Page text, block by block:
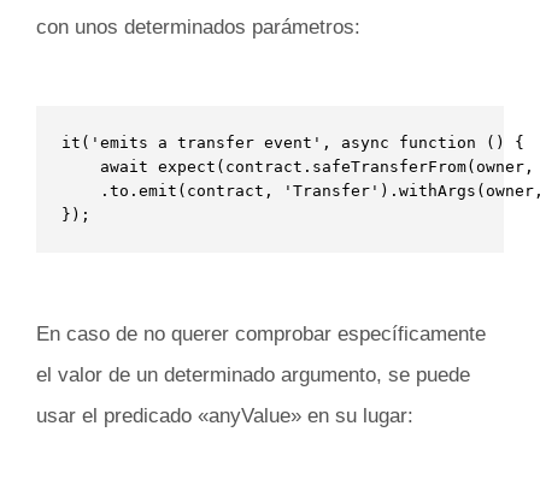
con unos determinados parámetros:
it('emits a transfer event', async function () {
await
.to.emit(contract,
});
En caso de no querer comprobar específicamente
el valor de un determinado argumento, se puede
usar el predicado «anyValue» en su lugar: